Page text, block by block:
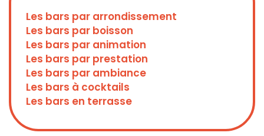
Les bars par arrondissement
Les bars par boisson
Les bars par animation
Les bars par prestation
Les bars par ambiance
Les bars à cocktails
Les bars en terrasse